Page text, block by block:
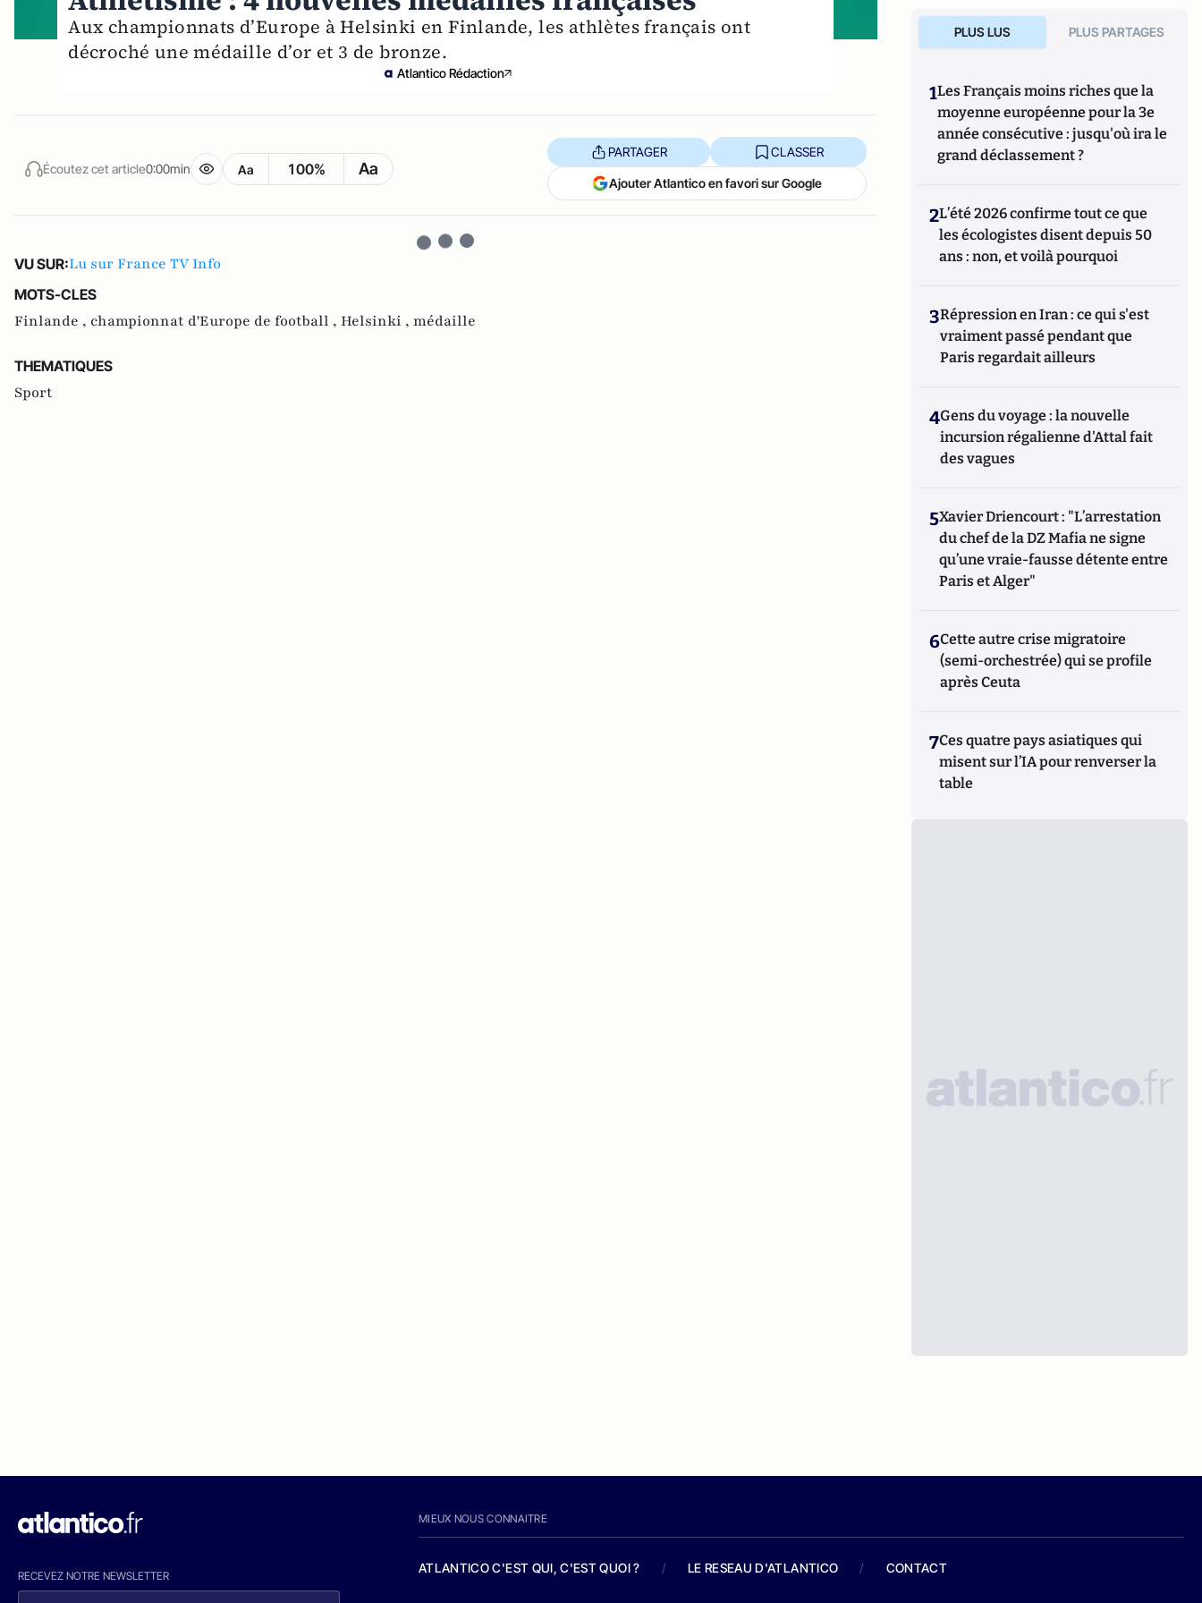
Aux championnats d’Europe à Helsinki en Finlande, les athlètes français ont
décroché une médaille d’or et 3 de bronze.
Atlantico Rédaction
Écoutez cet article0:00min Aa 100% Aa
PARTAGER CLASSER
Ajouter Atlantico en favori sur Google
VU SUR:Lu sur France TV Info
MOTS-CLES
Finlande , championnat d'Europe de football , Helsinki , médaille
THEMATIQUES
Sport
PLUS LUS PLUS PARTAGES
1Les Français moins riches que la
moyenne européenne pour la 3e
année consécutive : jusqu'où ira le
grand déclassement ?
2L’été 2026 confirme tout ce que
les écologistes disent depuis 50
ans : non, et voilà pourquoi
3Répression en Iran : ce qui s'est
vraiment passé pendant que
Paris regardait ailleurs
4Gens du voyage : la nouvelle
incursion régalienne d'Attal fait
des vagues
5Xavier Driencourt : "L’arrestation
du chef de la DZ Mafia ne signe
qu’une vraie-fausse détente entre
Paris et Alger"
6Cette autre crise migratoire
(semi-orchestrée) qui se profile
après Ceuta
7Ces quatre pays asiatiques qui
misent sur l’IA pour renverser la
table
RECEVEZ NOTRE NEWSLETTER
MIEUX NOUS CONNAITRE
ATLANTICO C'EST QUI, C'EST QUOI ? / LE RESEAU D'ATLANTICO / CONTACT